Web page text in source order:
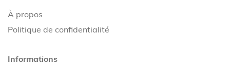
À propos
Politique de confidentialité
Informations